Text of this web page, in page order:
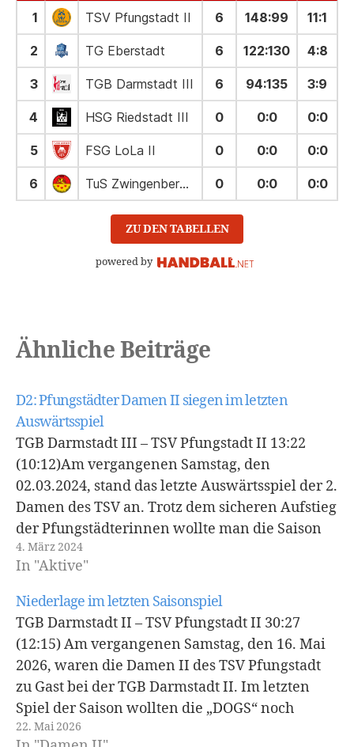
1 TSV Pfungstadt II 6 148:99 11:1
2 TG Eberstadt 6 122:130 4:8
3 TGB Darmstadt III 6 94:135 3:9
4 HSG Riedstadt III 0 0:0 0:0
5 FSG LoLa II 0 0:0 0:0
6 TuS Zwingenberg II 0 0:0 0:0
ZU DEN TABELLEN
powered by
Ähnliche Beiträge
D2: Pfungstädter Damen II siegen im letzten
Auswärtsspiel
TGB Darmstadt III – TSV Pfungstadt II 13:22
(10:12)Am vergangenen Samstag, den
02.03.2024, stand das letzte Auswärtsspiel der 2.
Damen des TSV an. Trotz dem sicheren Aufstieg
der Pfungstädterinnen wollte man die Saison
mit einem souveränen Auswärtssieg beenden.
Nach einer schlechten ersten Halbzeit gelang es
den DOGS das Spiel zu…
4. März 2024
In "Aktive"
Niederlage im letzten Saisonspiel
TGB Darmstadt II – TSV Pfungstadt II 30:27
(12:15) Am vergangenen Samstag, den 16. Mai
2026, waren die Damen II des TSV Pfungstadt
zu Gast bei der TGB Darmstadt II. Im letzten
Spiel der Saison wollten die „DOGS“ noch
einmal alles geben und die zwei Punkte mit
22. Mai 2026